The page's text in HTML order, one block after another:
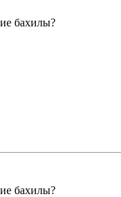
бахилы?
бахилы?